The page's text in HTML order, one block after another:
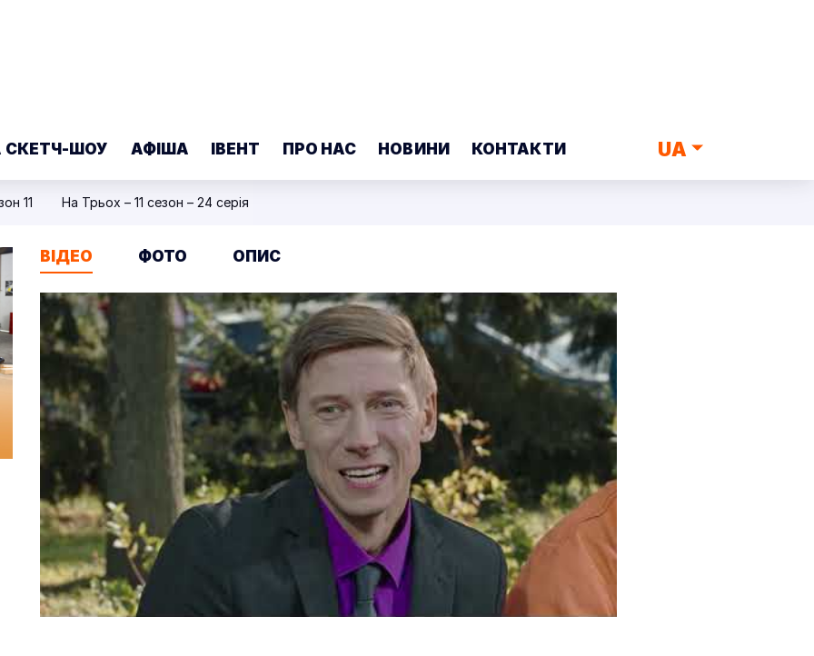
СКЕТЧ-ШОУ АФІША ІВЕНТ ПРО НАС НОВИНИ КОНТАКТИ UA
11 На Трьох – 11 сезон – 24 серія
ВІДЕО ФОТО ОПИС